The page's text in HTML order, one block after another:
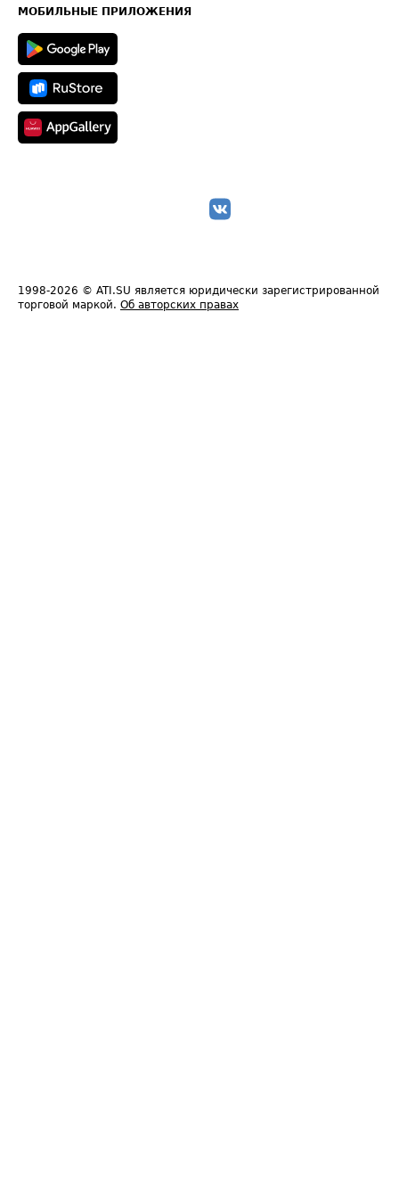
Техническая информация
МОБИЛЬНЫЕ ПРИЛОЖЕНИЯ
1998-2026 © ATI.SU является юридически зарегистрированной
торговой маркой. Об авторских правах